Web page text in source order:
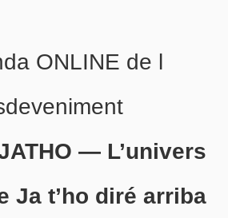
ONLINE de l
— L’univers
Ja t’ho diré arriba